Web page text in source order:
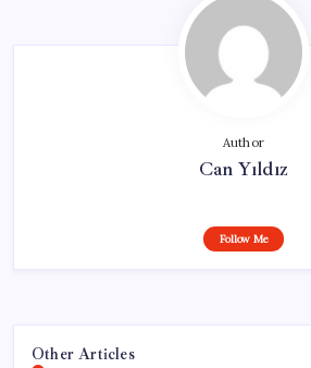
Author
Can Yıldız
Follow Me
Other Articles